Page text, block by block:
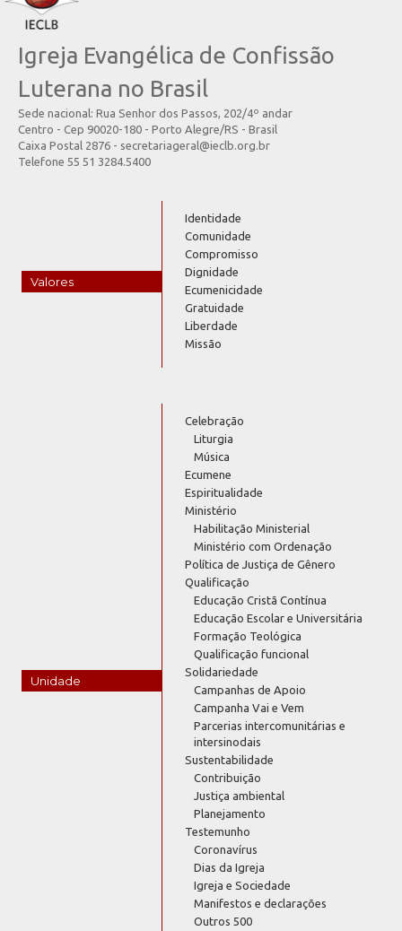
Igreja Evangélica de Confissão
Luterana no Brasil
Sede nacional: Rua Senhor dos Passos, 202/4º andar
Centro - Cep 90020-180 - Porto Alegre/RS - Brasil
Caixa Postal 2876 - secretariageral@ieclb.org.br
Telefone 55 51 3284.5400
Valores
Identidade
Comunidade
Compromisso
Dignidade
Ecumenicidade
Gratuidade
Liberdade
Missão
Unidade
Celebração
Liturgia
Música
Ecumene
Espiritualidade
Ministério
Habilitação Ministerial
Ministério com Ordenação
Política de Justiça de Gênero
Qualificação
Educação Cristã Contínua
Educação Escolar e Universitária
Formação Teológica
Qualificação funcional
Solidariedade
Campanhas de Apoio
Campanha Vai e Vem
Parcerias intercomunitárias e
intersinodais
Sustentabilidade
Contribuição
Justiça ambiental
Planejamento
Testemunho
Coronavírus
Dias da Igreja
Igreja e Sociedade
Manifestos e declarações
Outros 500